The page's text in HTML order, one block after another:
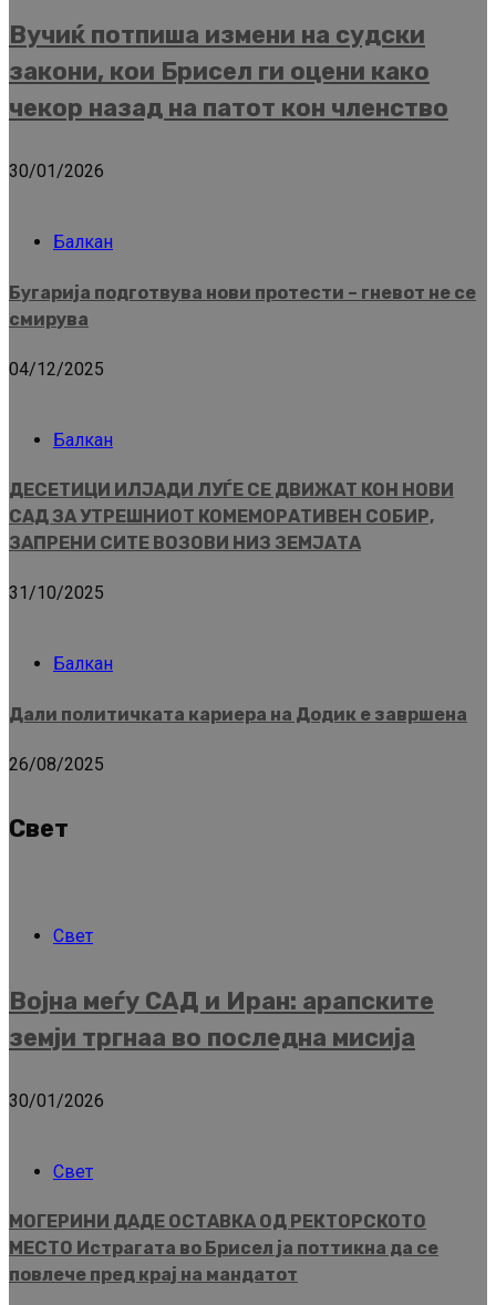
Вучиќ потпиша измени на судски
закони, кои Брисел ги оцени како
чекор назад на патот кон членство
30/01/2026
Балкан
Бугарија подготвува нови протести – гневот не се
смирува
04/12/2025
Балкан
ДЕСЕТИЦИ ИЛЈАДИ ЛУЃЕ СЕ ДВИЖАТ КОН НОВИ
САД ЗА УТРЕШНИОТ КОМЕМОРАТИВЕН СОБИР,
ЗАПРЕНИ СИТЕ ВОЗОВИ НИЗ ЗЕМЈАТА
31/10/2025
Балкан
Дали политичката кариера на Додик е завршена
26/08/2025
Свет
Свет
Војна меѓу САД и Иран: арапските
земји тргнаа во последна мисија
30/01/2026
Свет
МОГЕРИНИ ДАДЕ ОСТАВКА ОД РЕКТОРСКОТО
МЕСТО Истрагата во Брисел ја поттикна да се
повлече пред крај на мандатот